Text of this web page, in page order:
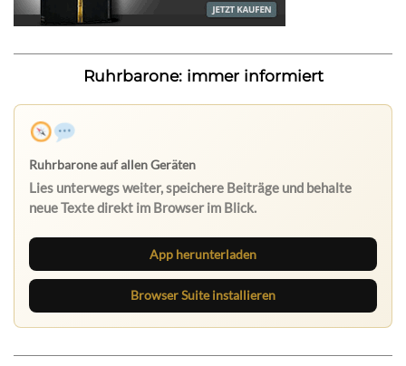
Ruhrbarone: immer informiert
App herunterladen
Browser Suite installieren